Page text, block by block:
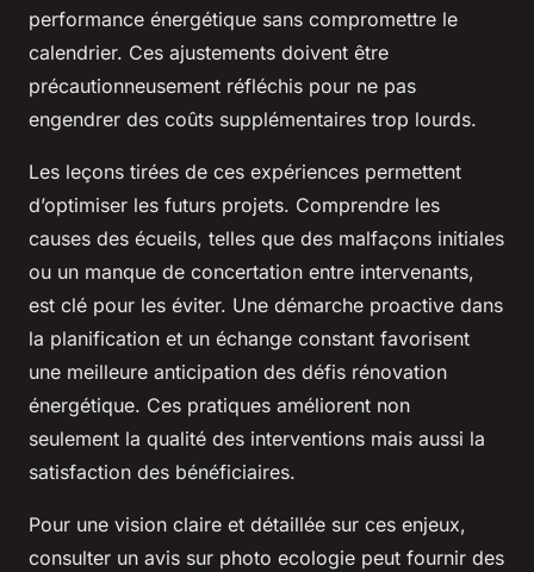
performance énergétique sans compromettre le
calendrier. Ces ajustements doivent être
précautionneusement réfléchis pour ne pas
engendrer des coûts supplémentaires trop lourds.
Les leçons tirées de ces expériences permettent
d’optimiser les futurs projets. Comprendre les
causes des écueils, telles que des malfaçons initiales
ou un manque de concertation entre intervenants,
est clé pour les éviter. Une démarche proactive dans
la planification et un échange constant favorisent
une meilleure anticipation des défis rénovation
énergétique. Ces pratiques améliorent non
seulement la qualité des interventions mais aussi la
satisfaction des bénéficiaires.
Pour une vision claire et détaillée sur ces enjeux,
consulter un avis sur photo ecologie peut fournir des